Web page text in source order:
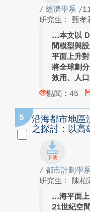
/ 經濟學系 /
研究生： 甄孝
本文以
間模型與
平面上升
將全球劃
效用、人
點閱：45
5
沿海都市地區
之探討：以高
/ 都市計劃學
研究生： 陳柏
海平面
21世紀空